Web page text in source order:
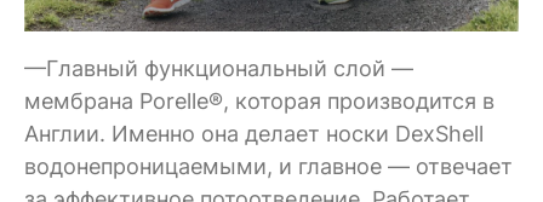
—Главный функциональный слой —
мембрана Porelle®, которая производится в
Англии. Именно она делает носки DexShell
водонепроницаемыми, и главное — отвечает